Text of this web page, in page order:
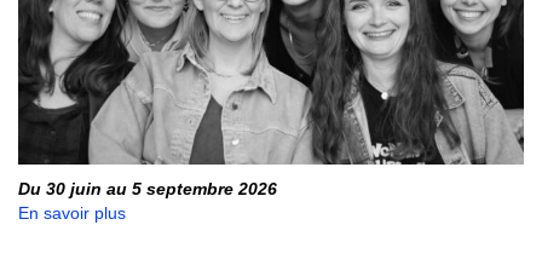
Du 30 juin au 5 septembre 2026
En savoir plus